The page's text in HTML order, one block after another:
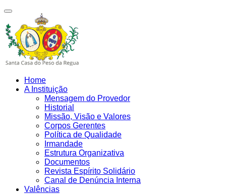
Home
A Instituição
Mensagem do Provedor
Historial
Missão, Visão e Valores
Corpos Gerentes
Política de Qualidade
Irmandade
Estrutura Organizativa
Documentos
Revista Espírito Solidário
Canal de Denúncia Interna
Valências